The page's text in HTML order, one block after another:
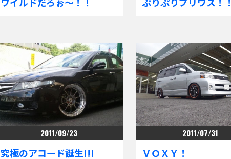
2011/09/23
究極のアコード誕生!!!
2011/07/31
ＶＯＸＹ！